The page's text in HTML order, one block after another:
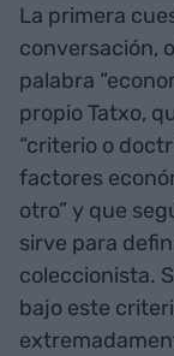
La primera
conversación,
palabra
propio Tatxo,
“criterio o
factores
otro” y que
sirve para
coleccionista.
bajo este